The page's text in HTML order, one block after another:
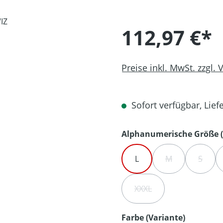
112,97 €*
Preise inkl. MwSt. zzgl.
Sofort verfügbar,
Alphanumerische Größe
L M(DIESE OPTION
S(DIESE
XXXL(DIESE OPTION IST
Farbe (Variante)